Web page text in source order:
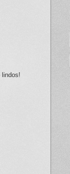
lindos!